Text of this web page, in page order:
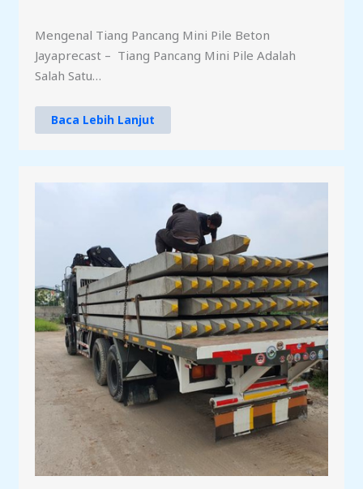
Mengenal Tiang Pancang Mini Pile Beton
Jayaprecast – Tiang Pancang Mini Pile Adalah
Salah Satu…
Baca Lebih Lanjut